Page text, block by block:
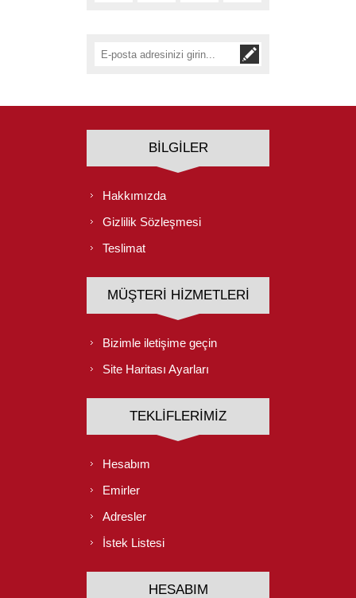
BILGILER
Hakkımızda
Gizlilik Sözleşmesi
Teslimat
MÜŞTERI HIZMETLERI
Bizimle iletişime geçin
Site Haritası Ayarları
TEKLIFLERIMIZ
Hesabım
Emirler
Adresler
İstek Listesi
HESABIM